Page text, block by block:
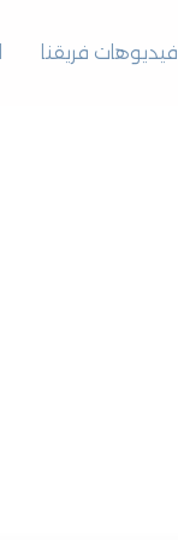
فيديوهات فريقنا